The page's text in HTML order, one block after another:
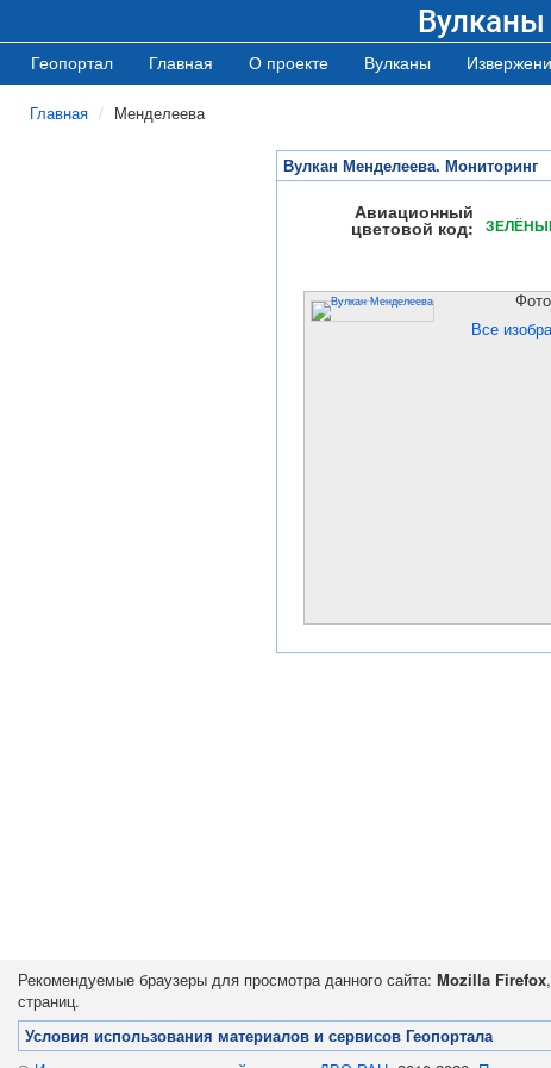
Вулканы
Геопортал Главная О проекте Вулканы
Главная Менделеева
Вулкан Менделеева. Мониторинг
Авиационный
цветовой код:
Фото
Все
Рекомендуемые браузеры для просмотра данного сайта: Mozilla Firefox,
страниц.
Условия использования материалов и сервисов Геопортала